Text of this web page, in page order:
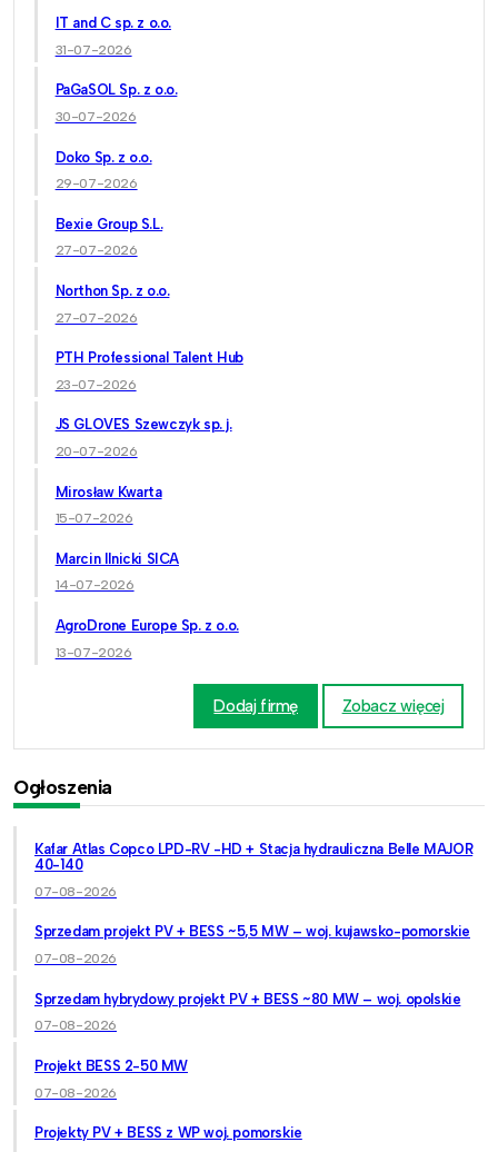
IT and C sp. z o.o.
31-07-2026
PaGaSOL Sp. z o.o.
30-07-2026
Doko Sp. z o.o.
29-07-2026
Bexie Group S.L.
27-07-2026
Northon Sp. z o.o.
27-07-2026
PTH Professional Talent Hub
23-07-2026
JS GLOVES Szewczyk sp. j.
20-07-2026
Mirosław Kwarta
15-07-2026
Marcin Ilnicki SICA
14-07-2026
AgroDrone Europe Sp. z o.o.
13-07-2026
Dodaj firmę Zobacz więcej
Ogłoszenia
Kafar Atlas Copco LPD-RV -HD + Stacja hydrauliczna Belle MAJOR
40-140
07-08-2026
Sprzedam projekt PV + BESS ~5,5 MW – woj. kujawsko-pomorskie
07-08-2026
Sprzedam hybrydowy projekt PV + BESS ~80 MW – woj. opolskie
07-08-2026
Projekt BESS 2-50 MW
07-08-2026
Projekty PV + BESS z WP woj. pomorskie